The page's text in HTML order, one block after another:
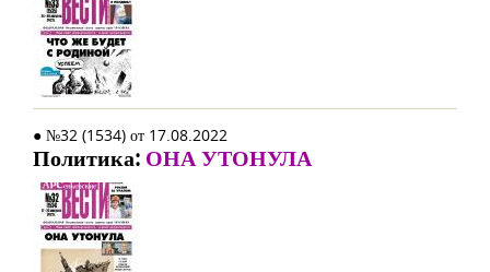
● №32 (1534) от 17.08.2022
Политика: ОНА УТОНУЛА